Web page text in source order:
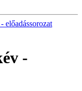
előadássorozat
-